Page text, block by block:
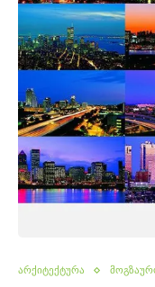
არქიტექტურა